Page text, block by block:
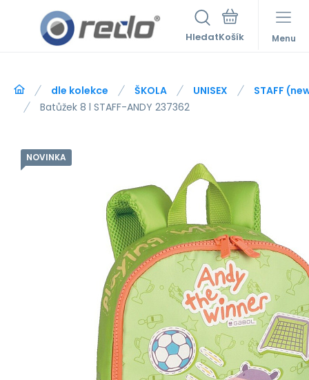
Hledat Menu
dle kolekce ŠKOLA UNISEX
STAFF
Batůžek 8 l STAFF-ANDY 237362
NOVINKA